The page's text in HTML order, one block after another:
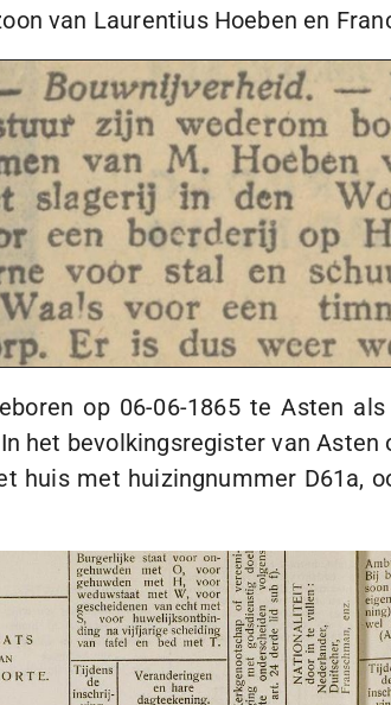
van Laurentius Hoeben en
op 06-06-1865te Asten als
het bevolkingsregister van Asten
huis met huizingnummer D61a,